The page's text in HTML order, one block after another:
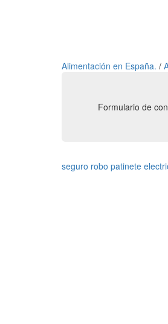
Alimentación en España. /
Formulario de
seguro robo patinete